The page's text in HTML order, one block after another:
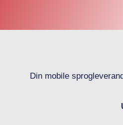
Din mobile